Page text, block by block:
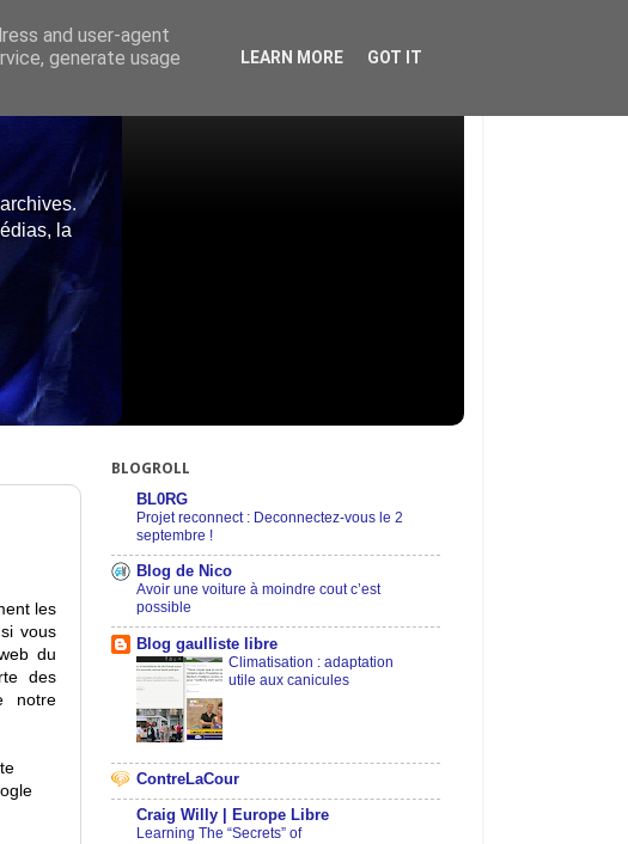
la
les
vous
du
des
notre
BLOGROLL
BL0RG
Projet reconnect : Deconnectez-vous le 2
septembre !
Blog de Nico
Avoir une voiture à moindre cout c’est
possible
Blog gaulliste libre
Climatisation : adaptation
utile aux canicules
ContreLaCour
Craig Willy | Europe Libre
Learning The “Secrets” of
and user-agent
generate usage
LEARN MORE GOT IT